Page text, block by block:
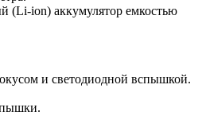
(Li-ion) аккумулятор емкостью
и светодиодной вспышкой.